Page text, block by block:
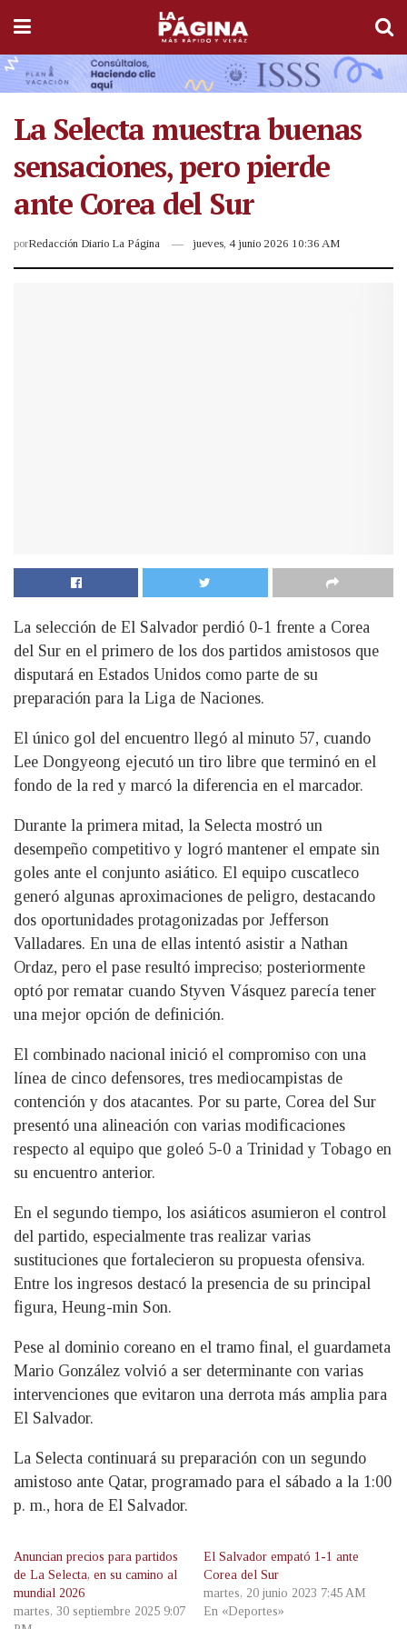
La Selecta muestra buenas
sensaciones, pero pierde
ante Corea del Sur
porRedacción Diario La Página jueves, 4 junio 2026 10:36 AM
La selección de El Salvador perdió 0-1 frente a Corea
del Sur en el primero de los dos partidos amistosos que
disputará en Estados Unidos como parte de su
preparación para la Liga de Naciones.
El único gol del encuentro llegó al minuto 57, cuando
Lee Dongyeong ejecutó un tiro libre que terminó en el
fondo de la red y marcó la diferencia en el marcador.
Durante la primera mitad, la Selecta mostró un
desempeño competitivo y logró mantener el empate sin
goles ante el conjunto asiático. El equipo cuscatleco
generó algunas aproximaciones de peligro, destacando
dos oportunidades protagonizadas por Jefferson
Valladares. En una de ellas intentó asistir a Nathan
Ordaz, pero el pase resultó impreciso; posteriormente
optó por rematar cuando Styven Vásquez parecía tener
una mejor opción de definición.
El combinado nacional inició el compromiso con una
línea de cinco defensores, tres mediocampistas de
contención y dos atacantes. Por su parte, Corea del Sur
presentó una alineación con varias modificaciones
respecto al equipo que goleó 5-0 a Trinidad y Tobago en
su encuentro anterior.
En el segundo tiempo, los asiáticos asumieron el control
del partido, especialmente tras realizar varias
sustituciones que fortalecieron su propuesta ofensiva.
Entre los ingresos destacó la presencia de su principal
figura, Heung-min Son.
Pese al dominio coreano en el tramo final, el guardameta
Mario González volvió a ser determinante con varias
intervenciones que evitaron una derrota más amplia para
El Salvador.
La Selecta continuará su preparación con un segundo
amistoso ante Qatar, programado para el sábado a la 1:00
p. m., hora de El Salvador.
Anuncian precios para partidos
de La Selecta, en su camino al
mundial 2026
martes, 30 septiembre 2025 9:07
El Salvador empató 1-1 ante
Corea del Sur
martes, 20 junio 2023 7:45 AM
En «Deportes»